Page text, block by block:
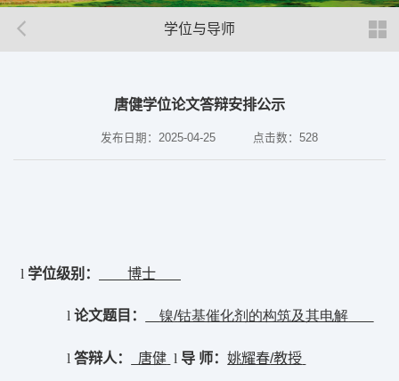
学位与导师
唐健学位论文答辩安排公示
发布日期：2025-04-25 点击数： 528
l 学位级别 ： 博士
l论文题目 ： 镍/钴基催化剂的构筑及其电解
l答辩人： 唐健 l 导 师：姚耀春/教授